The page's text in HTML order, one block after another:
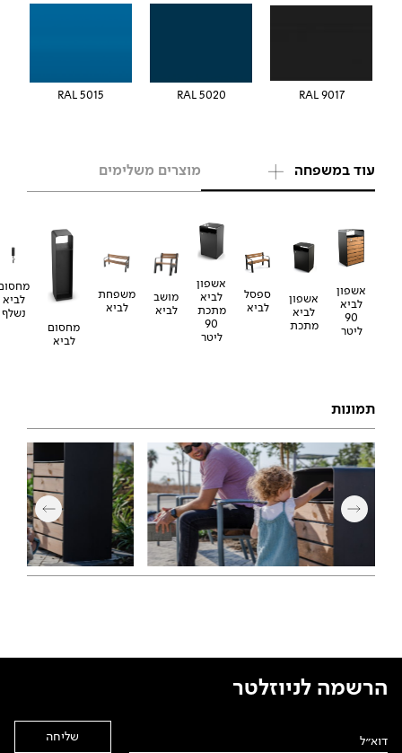
RAL 9017
5020 RAL
5015 RAL
עוד במשפחה מוצרים משלימים
אשפון
לביא
90
ליטר
אשפון
לביא
מתכת
ספסל
לביא
אשפון
לביא
מתכת
90
ליטר
מושב
לביא
משפחת
לביא
מחסום
לביא
לביא
נשלף
תמונות
הרשמה לניוזלטר